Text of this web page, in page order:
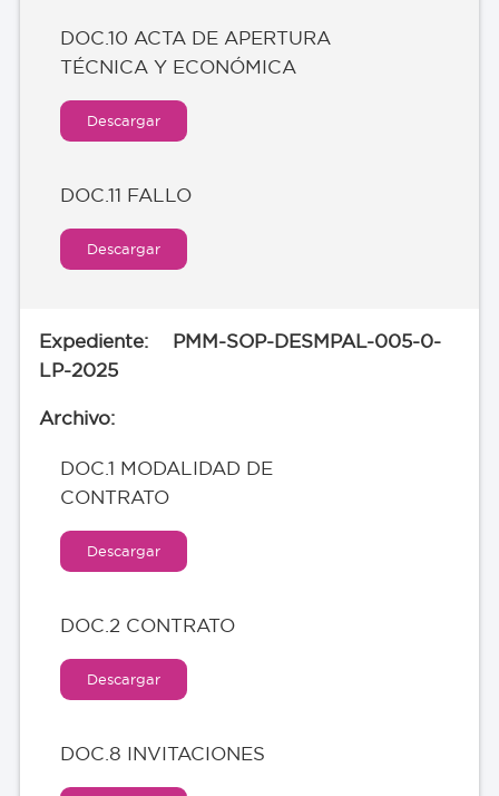
DOC.10 ACTA DE APERTURA
TÉCNICA Y ECONÓMICA
Descargar
DOC.11 FALLO
Descargar
PMM-SOP-DESMPAL-005-0-
LP-2025
DOC.1 MODALIDAD DE
CONTRATO
Descargar
DOC.2 CONTRATO
Descargar
DOC.8 INVITACIONES